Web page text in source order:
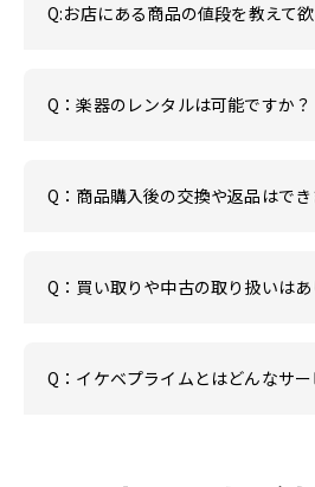
Q:お店にある商品の値段を教えて
Q：楽器のレンタルは可能ですか？
Q：商品購入後の交換や返品はでき
Q：買い取りや中古の取り扱いはあ
Q：イケベプライムとはどんなサ